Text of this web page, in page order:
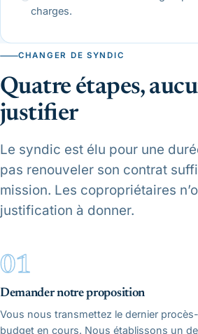
charges.
CHANGER DE SYNDIC
Quatre étapes,
justifier
Le syndic est élu pour une
pas renouveler son contrat
mission. Les copropriétaires
justification à donner.
Demander notre proposition
Vous nous transmettez le dernier
budget en cours. Nous établissons un